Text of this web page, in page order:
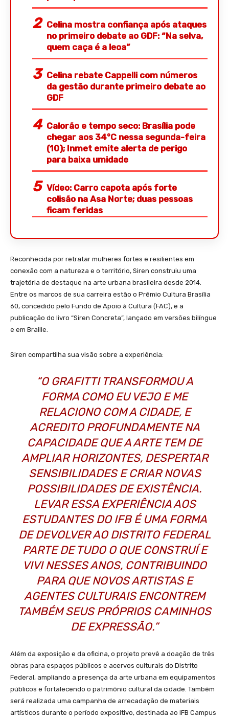
Celina mostra confiança após ataques
no primeiro debate ao GDF: “Na selva,
quem caça é a leoa”
Celina rebate Cappelli com números
da gestão durante primeiro debate ao
GDF
Calorão e tempo seco: Brasília pode
chegar aos 34°C nessa segunda-feira
(10); Inmet emite alerta de perigo
para baixa umidade
Vídeo: Carro capota após forte
colisão na Asa Norte; duas pessoas
ficam feridas
Reconhecida por retratar mulheres fortes e resilientes em
conexão com a natureza e o território, Siren construiu uma
trajetória de destaque na arte urbana brasileira desde 2014.
Entre os marcos de sua carreira estão o Prêmio Cultura Brasília
60, concedido pelo Fundo de Apoio à Cultura (FAC), e a
publicação do livro “Siren Concreta”, lançado em versões bilíngue
e em Braille.
Siren compartilha sua visão sobre a experiência:
“O GRAFITTI TRANSFORMOU A
FORMA COMO EU VEJO E ME
RELACIONO COM A CIDADE, E
ACREDITO PROFUNDAMENTE NA
CAPACIDADE QUE A ARTE TEM DE
AMPLIAR HORIZONTES, DESPERTAR
SENSIBILIDADES E CRIAR NOVAS
POSSIBILIDADES DE EXISTÊNCIA.
LEVAR ESSA EXPERIÊNCIA AOS
ESTUDANTES DO IFB É UMA FORMA
DE DEVOLVER AO DISTRITO FEDERAL
PARTE DE TUDO O QUE CONSTRUÍ E
VIVI NESSES ANOS, CONTRIBUINDO
PARA QUE NOVOS ARTISTAS E
AGENTES CULTURAIS ENCONTREM
TAMBÉM SEUS PRÓPRIOS CAMINHOS
DE EXPRESSÃO.”
Além da exposição e da oficina, o projeto prevê a doação de três
obras para espaços públicos e acervos culturais do Distrito
Federal, ampliando a presença da arte urbana em equipamentos
públicos e fortalecendo o patrimônio cultural da cidade. Também
será realizada uma campanha de arrecadação de materiais
artísticos durante o período expositivo, destinada ao IFB Campus